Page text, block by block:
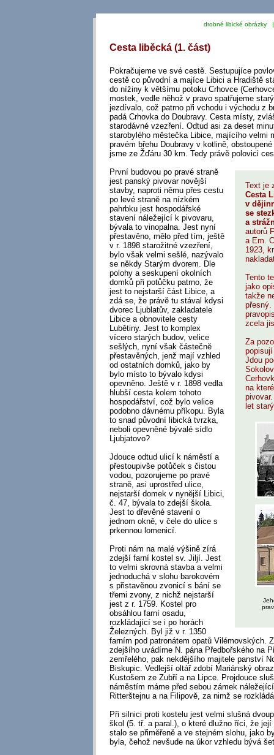
drobné libické
Cesta liběcká (1. část)
Pokračujeme ve své cestě. Sestupujíce
cestě co původní a majíce Libici a Hradiště
do nížiny k většímu potoku Crhovce
mostek, vedle něhož v pravo spatřujeme
jezdívalo, což patrno při vchodu i východu z
padá Crhovka do Doubravy. Cesta místy,
starodávné vzezření. Odtud asi za deset
starobylého městečka Libice, majícího velmi
pravém břehu Doubravy v kotlině,
jsme ze Žďáru 30 km. Tedy právě polovici
Text je
Cesta
v
se
a
autorů
a Em.
1923,
Tento
jako
takže
přesný.
zcela
Za
Jdou
na
let
První budovou po pravé straně
jest panský pivovar novější
stavby, naproti němu přes cestu
po levé straně na nízkém
pahrbku jest hospodářské
stavení náležející k pivovaru,
bývala to vinopalna. Jest nyní
přestavěno, mělo před tím, ještě
v r. 1898 starožitné vzezření,
bylo však velmi sešlé, nazývalo
se někdy Starým dvorem. Dle
polohy a seskupení okolních
domků při potůčku patrno, že
jest to nejstarší část Libice, a
zdá se, že právě tu stával kdysi
dvorec Ljublatův, zakladatele
Libice a obnovitele cesty
Lubětiny. Jest to komplex
vícero starých budov, velice
sešlých, nyní však částečně
přestavěných, jenž mají vzhled
od ostatních domků, jako by
bylo místo to bývalo kdysi
opevněno. Ještě v r. 1898 vedla
hlubší cesta kolem tohoto
hospodářství, což bylo velice
podobno dávnému příkopu. Byla
to snad původní libická tvrzka,
neboli opevněné bývalé sídlo
Ljubjatovo?
Jdouce odtud ulicí k náměstí a
přestoupivše potůček s čistou
vodou, pozorujeme po pravé
straně, asi uprostřed ulice,
nejstarší domek v nynější Libici,
č. 47, bývala to zdejší škola.
Jest to dřevěné stavení o
jednom okně, v čele do ulice s
prkennou lomenicí.
Proti nám na malé výšině zírá
zdejší farní kostel sv. Jiljí. Jest
to velmi skrovná stavba a velmi
jednoduchá v slohu barokovém
s přistavěnou zvonicí s bání se
třemi zvony, z nichž nejstarší
jest z r. 1759. Kostel pro
obsáhlou farní osadu,
rozkládající se i po horách
Železných. Byl již v r. 1350
farním pod patronátem opatů Vilémovských.
zdejšího uvádíme N. pána Předbořského na
zemřelého, pak nekdějšího majitele panství
Biskupic. Vedlejší oltář zdobí Mariánský
Kustošem ze Zubří a na Lipce. Projdouce
náměstím máme před sebou zámek
Ritterštejnu a na Filipově, za nimž se
Při silnici proti kostelu jest velmi slušná
škol (5. tř. a paral.), o které dlužno říci, že
stalo se přiměřeně a ve stejném slohu, jako
byla, čehož nevšude na úkor vzhledu bývá